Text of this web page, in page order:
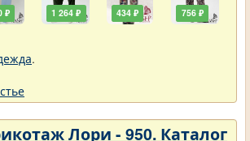
₽ 1 264 ₽ 434 ₽ 756 ₽
.
Лори - 950. Каталог